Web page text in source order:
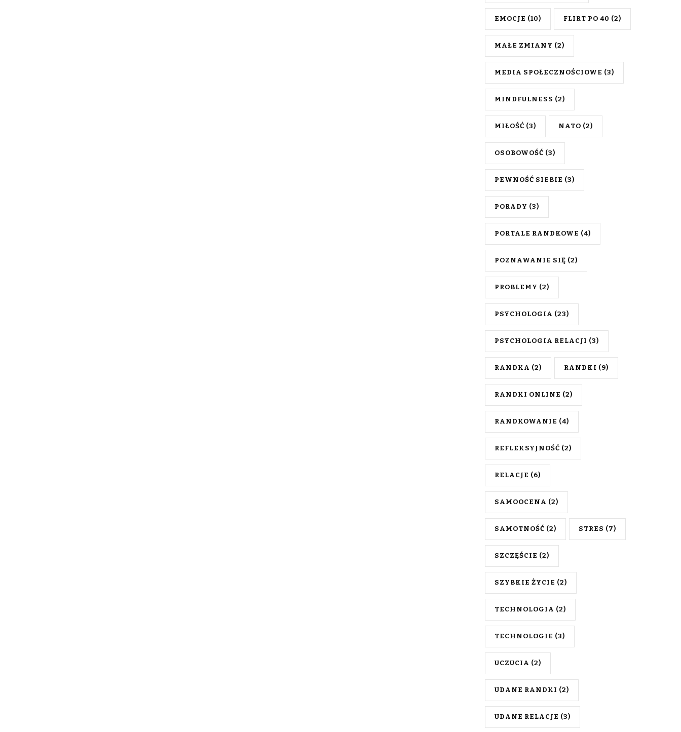
EMOCJE (10) FLIRT PO 40 (2)
MAŁE ZMIANY (2)
MEDIA SPOŁECZNOŚCIOWE (3)
MINDFULNESS (2)
MIŁOŚĆ (3) NATO (2)
OSOBOWOŚĆ (3)
PEWNOŚĆ SIEBIE (3)
PORADY (3)
PORTALE RANDKOWE (4)
POZNAWANIE SIĘ (2)
PROBLEMY (2)
PSYCHOLOGIA (23)
PSYCHOLOGIA RELACJI (3)
RANDKA (2) RANDKI (9)
RANDKI ONLINE (2)
RANDKOWANIE (4)
REFLEKSYJNOŚĆ (2)
RELACJE (6)
SAMOOCENA (2)
SAMOTNOŚĆ (2) STRES (7)
SZCZĘŚCIE (2)
SZYBKIE ŻYCIE (2)
TECHNOLOGIA (2)
TECHNOLOGIE (3)
UCZUCIA (2)
UDANE RANDKI (2)
UDANE RELACJE (3)